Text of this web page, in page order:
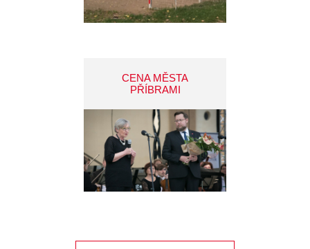
CENA MĚSTA
PŘÍBRAMI